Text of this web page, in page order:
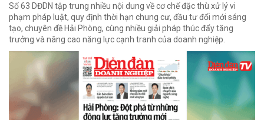
Số 63 DĐDN tập trung nhiều nội dung về cơ chế đặc thù xử lý vi
phạm pháp luật, quy định thời hạn chung cư, đầu tư đổi mới sáng
tạo, chuyên đề Hải Phòng, cùng nhiều giải pháp thúc đẩy tăng
trưởng và nâng cao năng lực cạnh tranh của doanh nghiệp.